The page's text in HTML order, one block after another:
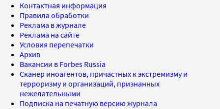
Контактная информация
Правила обработки
Реклама в журнале
Реклама на сайте
Условия перепечатки
Архив
Вакансии в Forbes Russia
Сканер иноагентов, причастных к экстремизму и
терроризму и организаций, признанных
нежелательными
Подписка на печатную версию журнала